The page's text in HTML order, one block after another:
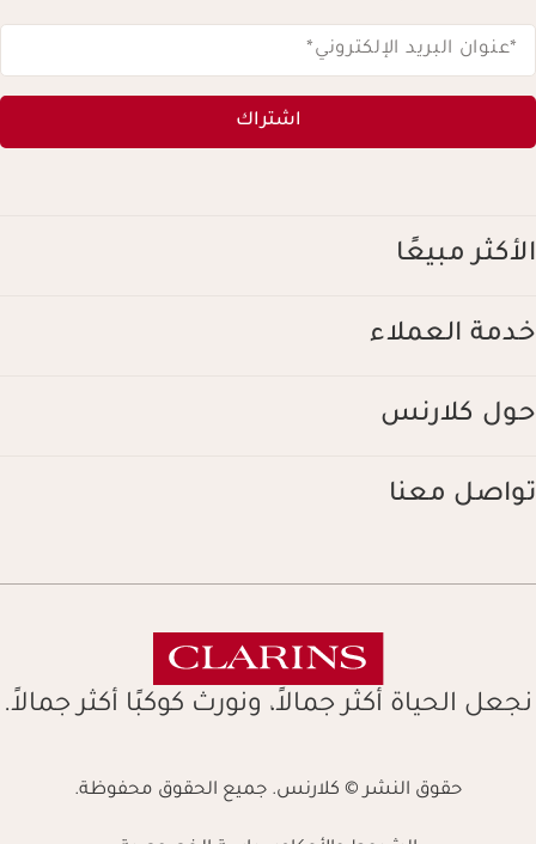
*عنوان البريد الإلكتروني*
اشتراك
الأكثر مبيعًا
خدمة العملاء
حول كلارنس
تواصل معنا
نجعل الحياة أكثر جمالاً، ونورث كوكبًا أكثر جمالاً.
حقوق النشر © كلارنس. جميع الحقوق محفوظة.